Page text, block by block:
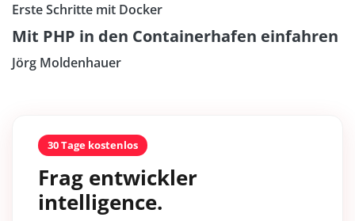
Erste Schritte mit Docker
Mit PHP in den Containerhafen einfahren
Jörg Moldenhauer
30 Tage kostenlos
Frag entwickler
intelligence.